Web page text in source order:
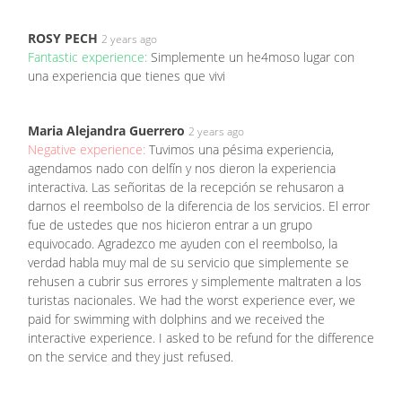
ROSY PECH 2 years ago
Fantastic experience: Simplemente un he4moso lugar con
una experiencia que tienes que vivi
Maria Alejandra Guerrero 2 years ago
Negative experience: Tuvimos una pésima experiencia,
agendamos nado con delfín y nos dieron la experiencia
interactiva. Las señoritas de la recepción se rehusaron a
darnos el reembolso de la diferencia de los servicios. El error
fue de ustedes que nos hicieron entrar a un grupo
equivocado. Agradezco me ayuden con el reembolso, la
verdad habla muy mal de su servicio que simplemente se
rehusen a cubrir sus errores y simplemente maltraten a los
turistas nacionales. We had the worst experience ever, we
paid for swimming with dolphins and we received the
interactive experience. I asked to be refund for the difference
on the service and they just refused.